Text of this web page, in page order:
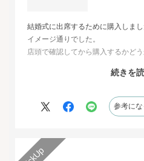
結婚式に出席するために購入しま
イメージ通りでした。
店頭で確認してから購入するかど
オンラインショップは写真数が多
また、購入するとすぐに届くので
続きを
参考にな